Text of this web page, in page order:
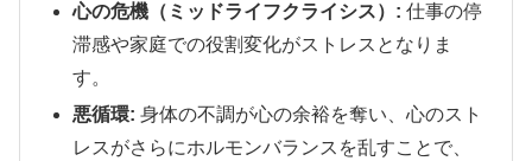
心の危機（ミッドライフクライシス）: 仕事の停
滞感や家庭での役割変化がストレスとなりま
す。
悪循環: 身体の不調が心の余裕を奪い、心のスト
レスがさらにホルモンバランスを乱すことで、